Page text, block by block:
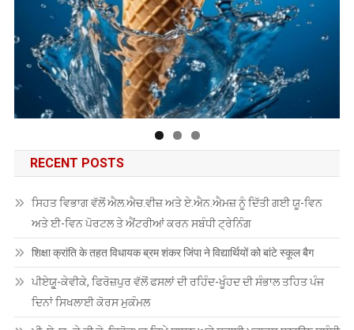
RECENT POSTS
ਸਿਹਤ ਵਿਭਾਗ ਵੱਲੋਂ ਐਲ.ਐਚ.ਵੀਜ਼ ਅਤੇ ਏ.ਐਨ.ਐਮਜ਼ ਨੂੰ ਦਿੱਤੀ ਗਈ ਯੂ-ਵਿਨ
ਅਤੇ ਈ-ਵਿਨ ਪੋਰਟਲ ਤੇ ਐਂਟਰੀਆਂ ਕਰਨ ਸਬੰਧੀ ਟ੍ਰੇਨਿੰਗ
शिक्षा क्रांति के तहत विधायक ब्रम शंकर जिंपा ने विद्यार्थियों को बांटे स्कूल बैग
ਪੀਏਯੂੑ-ਕੇਵੀਕੇ, ਫਿਰੋਜ਼ਪੁਰ ਵੱਲੋਂ ਫਸਲਾਂ ਦੀ ਰਹਿੰਦ-ਖੂੰਹਦ ਦੀ ਸੰਭਾਲ ਤਹਿਤ ਪੰਜ
ਦਿਨਾਂ ਸਿਖਲਾਈ ਕੋਰਸ ਮੁਕੰਮਲ